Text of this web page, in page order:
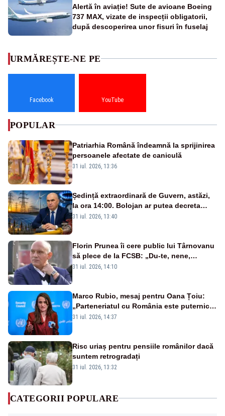
Alertă în aviație! Sute de avioane Boeing
737 MAX, vizate de inspecții obligatorii,
după descoperirea unor fisuri în fuselaj
URMĂREȘTE-NE PE
Facebook YouTube
POPULAR
Patriarhia Română îndeamnă la sprijinirea
persoanele afectate de caniculă
31 iul. 2026, 13:36
Ședință extraordinară de Guvern, astăzi,
la ora 14:00. Bolojan ar putea decreta
stare de urgență energetică
31 iul. 2026, 13:40
Florin Prunea îi cere public lui Târnovanu
să plece de la FCSB: „Du-te, nene,
învârtindu-te!”
31 iul. 2026, 14:10
Marco Rubio, mesaj pentru Oana Țoiu:
„Parteneriatul cu România este puternic
și prețuit”
31 iul. 2026, 14:37
Risc uriaș pentru pensiile românilor dacă
suntem retrogradați
31 iul. 2026, 13:32
CATEGORII POPULARE